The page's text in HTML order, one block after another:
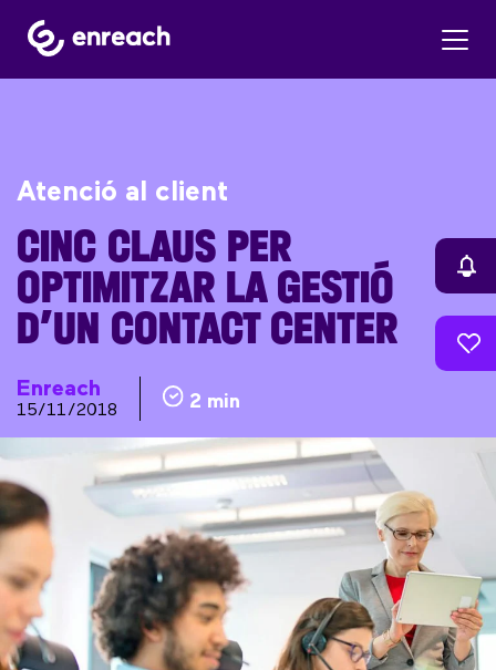
Atenció al client
CINC CLAUS PER
OPTIMITZAR LA GESTIÓ
D’UN CONTACT CENTER
Enreach
15/11/2018 2 min